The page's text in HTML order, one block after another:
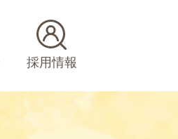
採用情報